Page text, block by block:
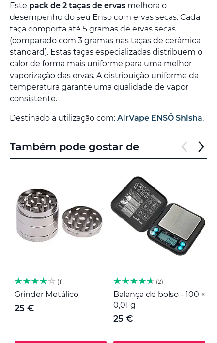
Este pack de 2 taças de ervas melhora o
desempenho do seu Enso com ervas secas. Cada
taça comporta até 5 gramas de ervas secas
(comparado com 3 gramas nas taças de cerâmica
standard). Estas taças especializadas distribuem o
calor de forma mais uniforme para uma melhor
vaporização das ervas. A distribuição uniforme da
temperatura garante uma qualidade de vapor
consistente.
Destinado a utilização com: AirVape ENSŌ Shisha.
Também pode gostar de
1
Grinder Metálico
25 €
2
Balança de bolso - 100 ×
0,01 g
25 €